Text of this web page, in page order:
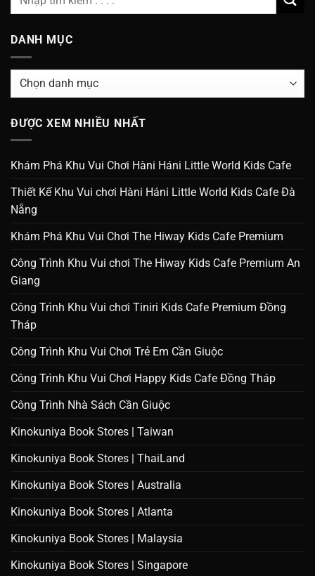
DANH MỤC
Danh
ĐƯỢC XEM NHIỀU NHẤT
Khám Phá Khu Vui Chơi Hàni Háni Little World Kids Cafe
Thiết Kế Khu Vui chơi Hàni Háni Little World Kids Cafe Đà
Nẵng
Khám Phá Khu Vui Chơi The Hiway Kids Cafe Premium
Công Trình Khu Vui chơi The Hiway Kids Cafe Premium An
Giang
Công Trình Khu Vui chơi Tiniri Kids Cafe Premium Đồng
Tháp
Công Trình Khu Vui Chơi Trẻ Em Cần Giuộc
Công Trình Khu Vui Chơi Happy Kids Cafe Đồng Tháp
Công Trình Nhà Sách Cần Giuộc
Kinokuniya Book Stores | Taiwan
Kinokuniya Book Stores | ThaiLand
Kinokuniya Book Stores | Australia
Kinokuniya Book Stores | Atlanta
Kinokuniya Book Stores | Malaysia
Kinokuniya Book Stores | Singapore